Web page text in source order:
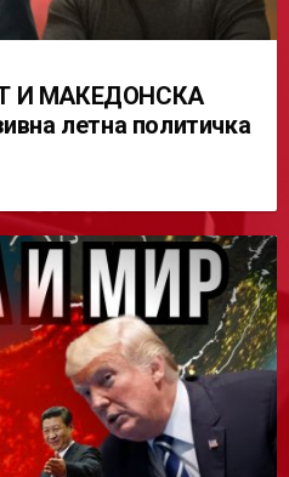
И МАКЕДОНСКА
летна политичка